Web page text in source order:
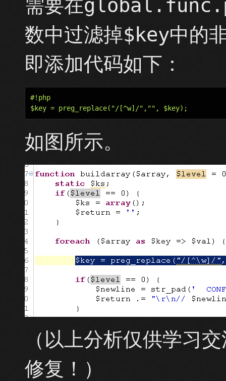
需要在
数中过滤掉$key中的
即添加代码如下：
#!php
如图所示。
（以上分析仅供学习
修复！）